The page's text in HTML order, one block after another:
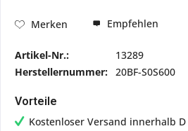
Merken Empfehlen
Artikel-Nr.:
13289
Herstellernummer: 20BF-S0S600
Vorteile
Kostenloser Versand innerhalb D